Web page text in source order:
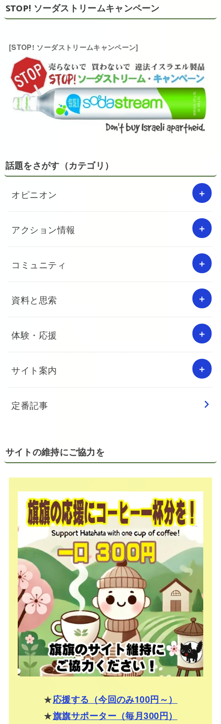
STOP! ソーダストリームキャンペーン
[STOP! ソーダストリームキャンペーン]
話題をさがす（カテゴリ）
オピニオン
アクション情報
コミュニティ
資料と思索
体験・応援
サイト案内
定番記事
サイトの維持にご協力を
★応援する（今回のみ100円～）
★旗旗サポーター（毎月300円）